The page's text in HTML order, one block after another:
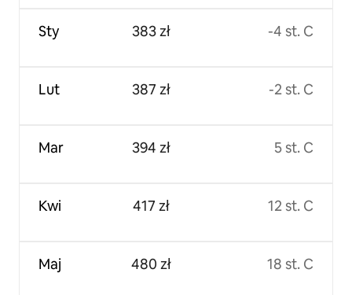
Sty
Lut
Mar
Kwi
Maj
383 zł
387 zł
394 zł
417 zł
480 zł
-4 st. C
-2 st. C
5 st. C
12 st. C
18 st. C